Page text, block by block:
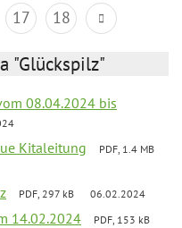
17 18
"Glückspilz"
08.04.2024 bis
Kitaleitung
PDF, 1.4 MB
PDF, 297 kB 06.02.2024
14.02.2024
PDF, 153 kB